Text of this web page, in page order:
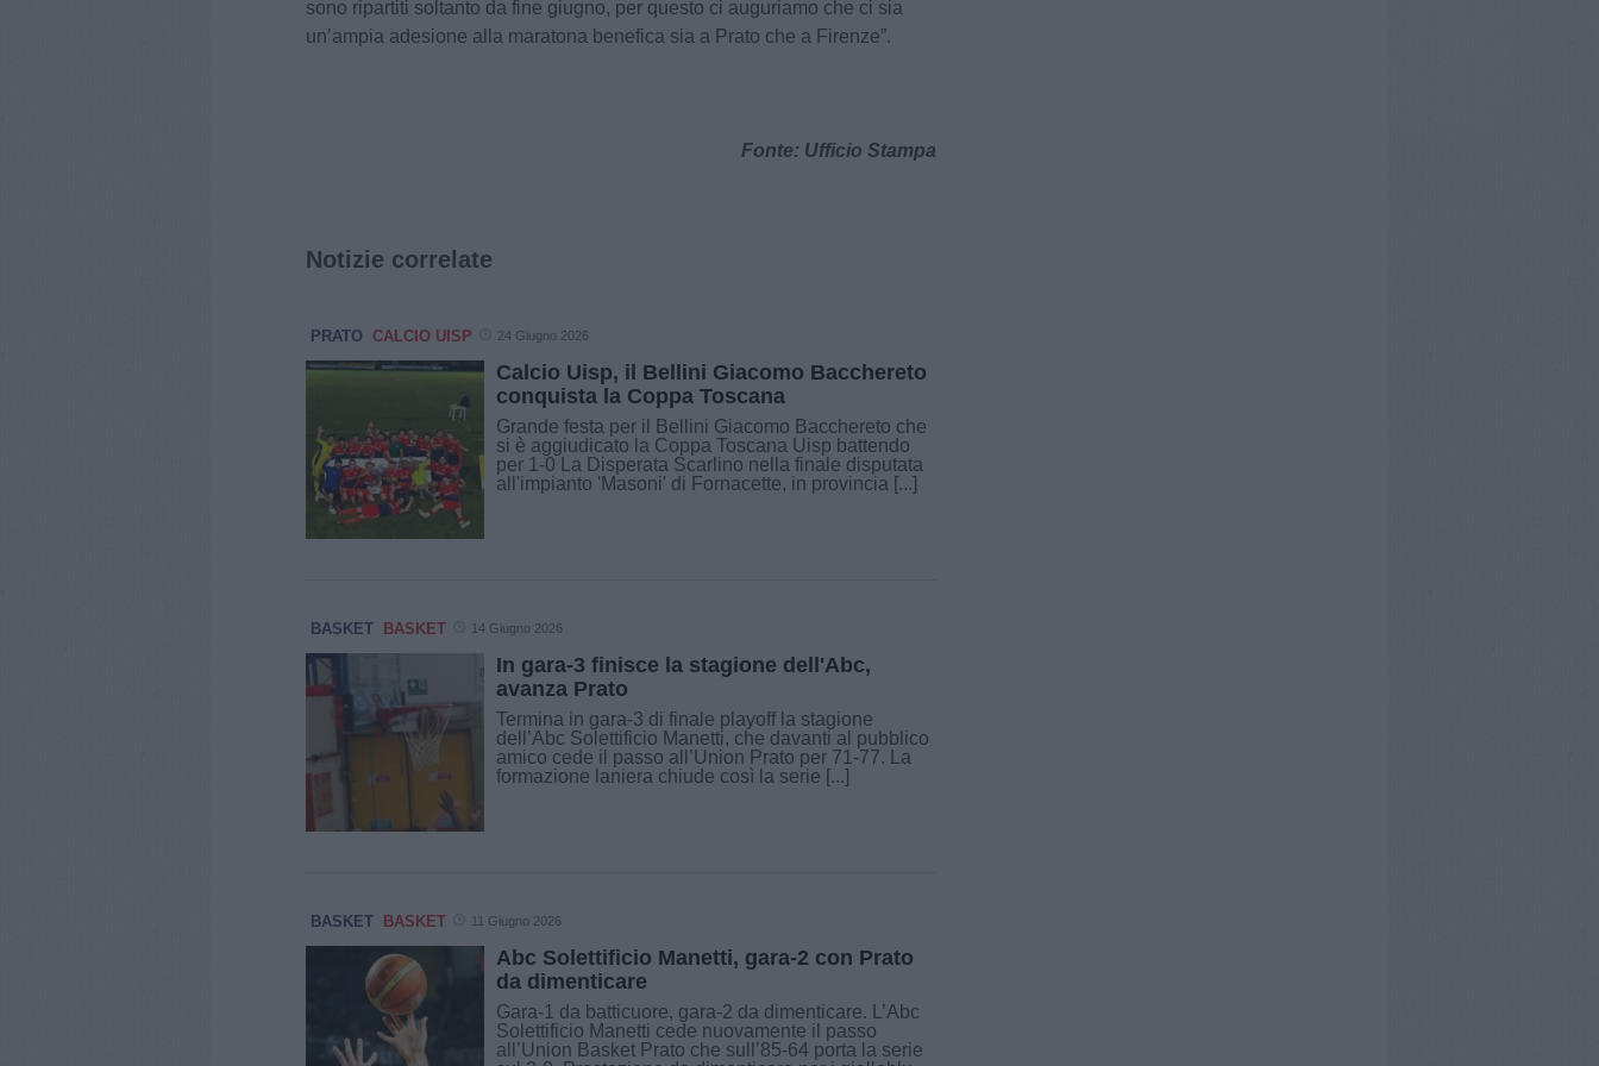
sono ripartiti soltanto da fine giugno, per questo ci auguriamo che ci sia
un’ampia adesione alla maratona benefica sia a Prato che a Firenze”.
Fonte: Ufficio Stampa
Notizie correlate
PRATO CALCIO UISP 24 Giugno 2026
Calcio Uisp, il Bellini Giacomo Bacchereto
conquista la Coppa Toscana
Grande festa per il Bellini Giacomo Bacchereto che
si è aggiudicato la Coppa Toscana Uisp battendo
per 1-0 La Disperata Scarlino nella finale disputata
all'impianto 'Masoni' di Fornacette, in provincia [...]
BASKET BASKET 14 Giugno 2026
In gara-3 finisce la stagione dell'Abc,
avanza Prato
Termina in gara-3 di finale playoff la stagione
dell’Abc Solettificio Manetti, che davanti al pubblico
amico cede il passo all’Union Prato per 71-77. La
formazione laniera chiude così la serie [...]
BASKET BASKET 11 Giugno 2026
Abc Solettificio Manetti, gara-2 con Prato
da dimenticare
Gara-1 da batticuore, gara-2 da dimenticare. L’Abc
Solettificio Manetti cede nuovamente il passo
all’Union Basket Prato che sull’85-64 porta la serie